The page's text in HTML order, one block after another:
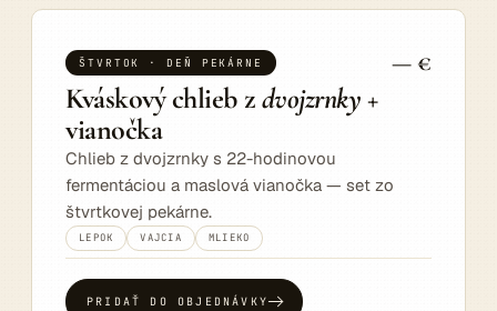
ŠTVRTOK · DEŇ PEKÁRNE — €
Kváskový chlieb zdvojzrnky+
vianočka
Chlieb z dvojzrnky s 22-hodinovou
fermentáciou a maslová vianočka — set zo
štvrtkovej pekárne.
LEPOK VAJCIA MLIEKO
PRIDAŤ DO OBJEDNÁVKY